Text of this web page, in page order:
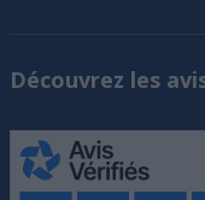
Découvrez les